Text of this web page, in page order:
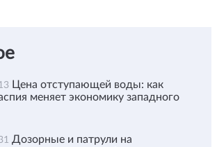
Цена отступающей воды: как
меняет экономику западного
Дозорные и патрули на